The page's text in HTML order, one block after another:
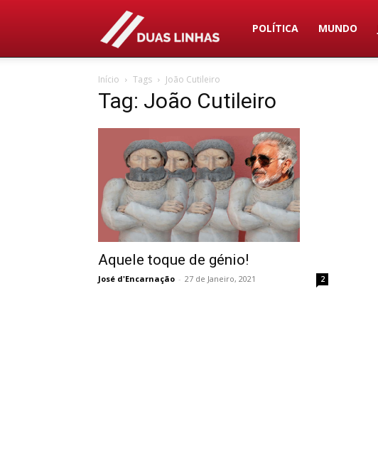
Duas
POLÍTICA MUNDO
Início Tags João Cutileiro
Tag: João Cutileiro
Aquele toque de génio!
José d'Encarnação - 27 de Janeiro, 2021 2